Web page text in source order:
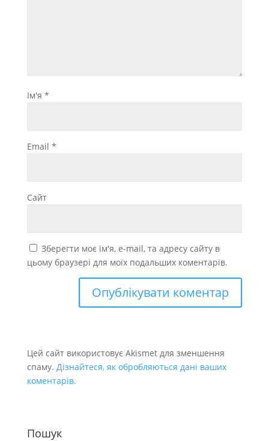
Ім'я *
Email *
Сайт
Зберегти моє ім'я, e-mail, та адресу сайту в
цьому браузері для моїх подальших коментарів.
Цей сайт використовує Akismet для зменшення
спаму. Дізнайтеся, як обробляються дані ваших
коментарів.
Пошук